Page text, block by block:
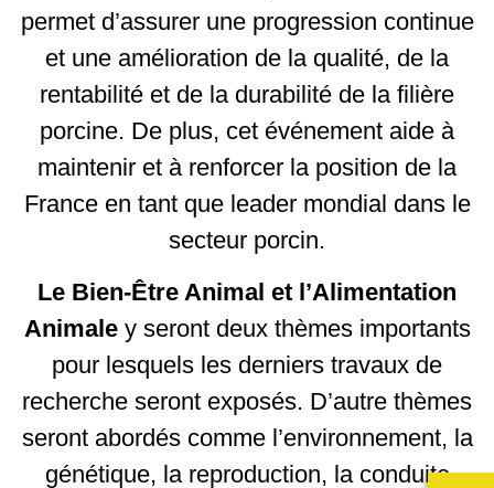
permet d’assurer une progression continue
et une amélioration de la qualité, de la
rentabilité et de la durabilité de la filière
porcine. De plus, cet événement aide à
maintenir et à renforcer la position de la
France en tant que leader mondial dans le
secteur porcin.
Le Bien-Être Animal et l’Alimentation
Animaley seront deux thèmes importants
pour lesquels les derniers travaux de
recherche seront exposés. D’autre thèmes
seront abordés comme l’environnement, la
génétique, la reproduction, la conduite